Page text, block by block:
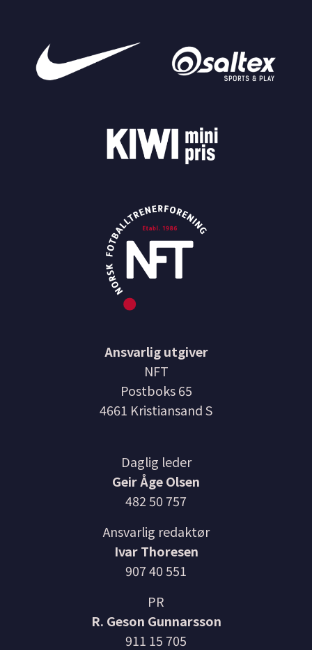
Ansvarlig utgiver
NFT
Postboks 65
4661 Kristiansand S
Daglig leder
Geir Åge Olsen
482 50 757
Ansvarlig redaktør
Ivar Thoresen
907 40 551
PR
R. Geson Gunnarsson
911 15 705